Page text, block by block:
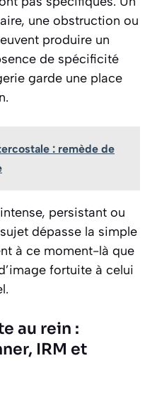
une obstruction ou
produire un
de spécificité
garde une place
: remède de
persistant ou
dépasse la simple
à ce moment-là que
fortuite à celui
au rein :
IRM et